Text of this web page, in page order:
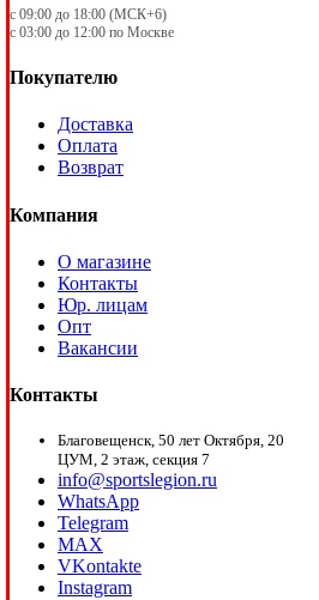
с 09:00 до 18:00 (МСК+6)
с 03:00 до 12:00 по Москве
Покупателю
Доставка
Оплата
Возврат
Компания
О магазине
Контакты
Юр. лицам
Опт
Вакансии
Контакты
Благовещенск, 50 лет Октября, 20
ЦУМ, 2 этаж, секция 7
info@sportslegion.ru
WhatsApp
Telegram
MAX
VKontakte
Instagram